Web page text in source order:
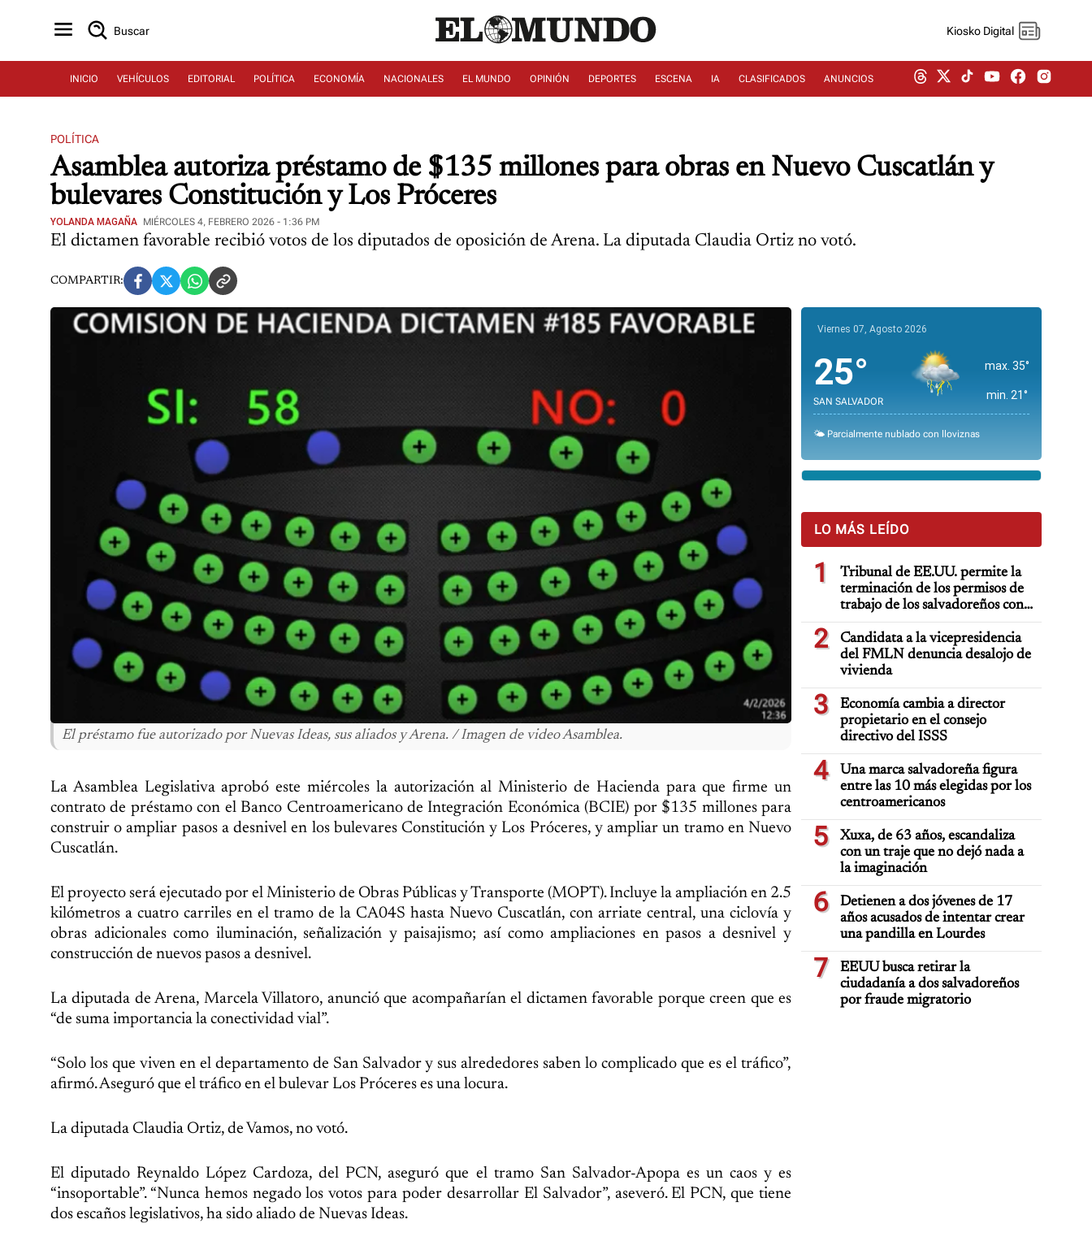
Buscar Kiosko Digital
INICIO VEHÍCULOS EDITORIAL POLÍTICA ECONOMÍA NACIONALES EL MUNDO OPINIÓN DEPORTES ESCENA IA CLASIFICADOS ANUNCIOS
POLÍTICA
Asamblea autoriza préstamo de $135 millones para obras en Nuevo Cuscatlán y
bulevares Constitución y Los Próceres
YOLANDA MAGAÑA MIÉRCOLES 4, FEBRERO 2026 - 1:36 PM
El dictamen favorable recibió votos de los diputados de oposición de Arena. La diputada Claudia Ortiz no votó.
COMPARTIR:
El préstamo fue autorizado por Nuevas Ideas, sus aliados y Arena. / Imagen de video Asamblea.
La Asamblea Legislativa aprobó este miércoles la autorización al Ministerio de Hacienda para que firme un
contrato de préstamo con el Banco Centroamericano de Integración Económica (BCIE) por $135 millones para
construir o ampliar pasos a desnivel en los bulevares Constitución y Los Próceres, y ampliar un tramo en Nuevo
Cuscatlán.
El proyecto será ejecutado por el Ministerio de Obras Públicas y Transporte (MOPT). Incluye la ampliación en 2.5
kilómetros a cuatro carriles en el tramo de la CA04S hasta Nuevo Cuscatlán, con arriate central, una ciclovía y
obras adicionales como iluminación, señalización y paisajismo; así como ampliaciones en pasos a desnivel y
construcción de nuevos pasos a desnivel.
La diputada de Arena, Marcela Villatoro, anunció que acompañarían el dictamen favorable porque creen que es
“de suma importancia la conectividad vial”.
“Solo los que viven en el departamento de San Salvador y sus alrededores saben lo complicado que es el tráfico”,
afirmó. Aseguró que el tráfico en el bulevar Los Próceres es una locura.
La diputada Claudia Ortiz, de Vamos, no votó.
El diputado Reynaldo López Cardoza, del PCN, aseguró que el tramo San Salvador-Apopa es un caos y es
“insoportable”. “Nunca hemos negado los votos para poder desarrollar El Salvador”, aseveró. El PCN, que tiene
dos escaños legislativos, ha sido aliado de Nuevas Ideas.
Viernes 07, Agosto 2026
25°
SAN SALVADOR
max. 35°
min. 21°
🌤️ Parcialmente nublado con lloviznas
LO MÁS LEÍDO
1
Tribunal de EE.UU. permite la
terminación de los permisos de
trabajo de los salvadoreños con
TPS
2
Candidata a la vicepresidencia
del FMLN denuncia desalojo de
vivienda
3
Economía cambia a director
propietario en el consejo
directivo del ISSS
4
Una marca salvadoreña figura
entre las 10 más elegidas por los
centroamericanos
5
Xuxa, de 63 años, escandaliza
con un traje que no dejó nada a
la imaginación
6
Detienen a dos jóvenes de 17
años acusados de intentar crear
una pandilla en Lourdes
7
EEUU busca retirar la
ciudadanía a dos salvadoreños
por fraude migratorio